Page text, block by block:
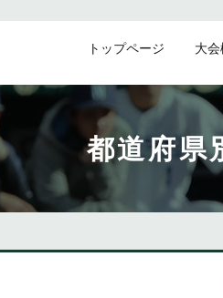
トップページ 大
都道府県